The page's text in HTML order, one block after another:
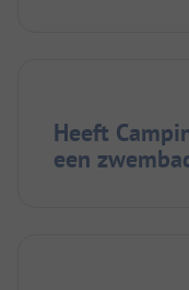
Heeft
een